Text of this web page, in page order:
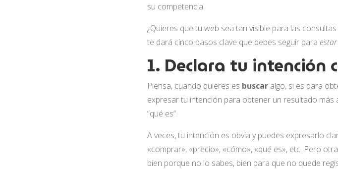
su competencia.
¿Quieres que tu web sea tan visible para las
te dará cinco pasos clave que debes seguir para
1. Declara tu intención
Piensa, cuando quieres es buscar algo, si es para
expresar tu intención para obtener un resultado más
“qué es”.
A veces, tu intención es obvia y puedes expresarlo
«comprar», «precio», «cómo», «qué es», etc. Pero
bien porque no lo sabes, bien para que no quede